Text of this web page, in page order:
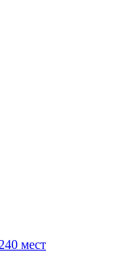
240 мест